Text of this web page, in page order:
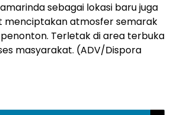
sebagai lokasi baru juga
menciptakan atmosfer semarak
Terletak di area terbuka
masyarakat. (ADV/Dispora